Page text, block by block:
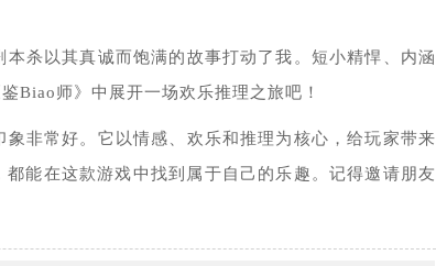
杀以其真诚而饱满的故事打动了我。短小精悍、内涵
Biao师》中展开一场欢乐推理之旅吧！
非常好。它以情感、欢乐和推理为核心，给玩家带来
能在这款游戏中找到属于自己的乐趣。记得邀请朋友